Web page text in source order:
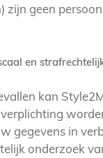
zijn geen
en
kan
gegevens in
onderzoek